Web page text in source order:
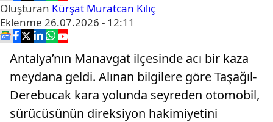
Oluşturan Kürşat Muratcan Kılıç
Eklenme 26.07.2026 - 12:11
Antalya’nın Manavgat ilçesinde acı bir kaza
meydana geldi. Alınan bilgilere göre Taşağıl-
Derebucak kara yolunda seyreden otomobil,
sürücüsünün direksiyon hakimiyetini